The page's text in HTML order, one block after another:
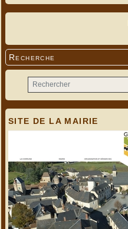
Recherche
SITE DE LA MAIRIE